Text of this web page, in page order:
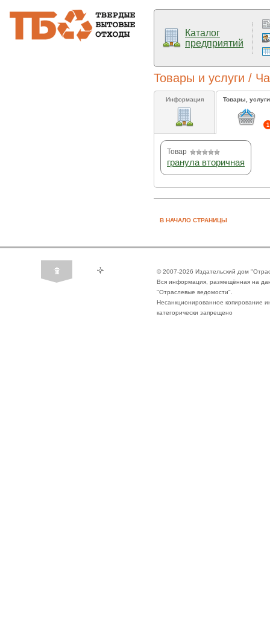
Каталог
предприятий
Товары и услуги /
Информация
1
Товары, услуги
Товар
гранула вторичная
В НАЧАЛО СТРАНИЦЫ
© 2007-2026 Издательский дом
Вся информация, размещённая на
"Отраслевые ведомости".
Несанкционированное копирование
категорически запрещено